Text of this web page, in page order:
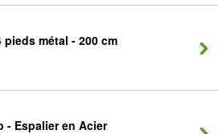
pieds métal - 200 cm
- Espalier en Acier